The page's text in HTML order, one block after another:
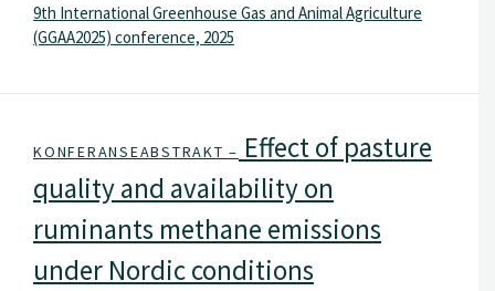
9th International Greenhouse Gas and Animal Agriculture
(GGAA2025) conference, 2025
KONFERANSEABSTRAKT – Effect of pasture
quality and availability on
ruminants methane emissions
under Nordic conditions